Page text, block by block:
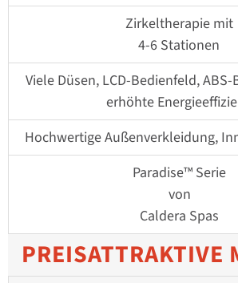
Zirkeltherapie mit
4-6 Stationen
Viele Düsen, LCD-Bedienfeld,
erhöhte
Hochwertige Außenverkleidung,
Paradise™ Serie
von
Caldera Spas
PREISATTRAKTIVE